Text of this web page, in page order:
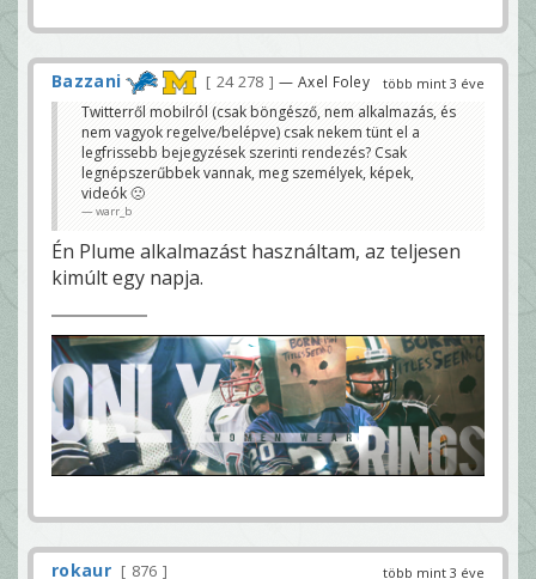
több mint 3 éve
Bazzani 24 278 — Axel Foley
Twitterről mobilról (csak böngésző, nem alkalmazás, és
nem vagyok regelve/belépve) csak nekem tünt el a
legfrissebb bejegyzések szerinti rendezés? Csak
legnépszerűbbek vannak, meg személyek, képek,
videók 🙁
warr_b
Én Plume alkalmazást használtam, az teljesen
kimúlt egy napja.
több mint 3 éve
rokaur
876